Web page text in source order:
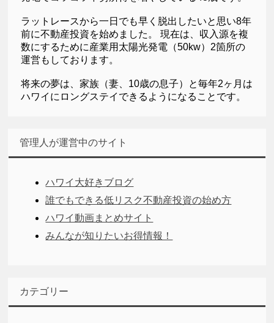
ラットレースから一日でも早く脱出したいと思い8年
前に不動産投資を始めました。 現在は、収入源を複
数にするために産業用太陽光発電（50kw）2箇所の
運営もしております。
将来の夢は、家族（妻、10歳の息子）と毎年2ヶ月は
ハワイにロングステイできるようになることです。
管理人が運営中のサイト
ハワイ大好きブログ
誰でもできる低リスク不動産投資の始め方
ハワイ動画まとめサイト
みんなが知りたいお得情報！
カテゴリー